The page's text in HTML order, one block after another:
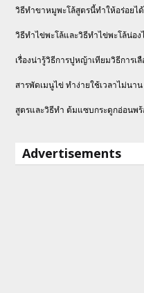
วิธีทำขาหมูพะโล้สูตรนี้ทำให้อร่อยไ
วิธีทําไข่พะโล้และวิธีทำไข่พะโล้น่อง
เรื่องน่ารู้วิธีการปูหญ้าเทียมวิธีการเ
สารพัดเมนูไข่ ทำง่ายใช้เวลาไม่นาน
สูตรและวิธีทำ ต้มแซบกระดูกอ่อนพ
Advertisements